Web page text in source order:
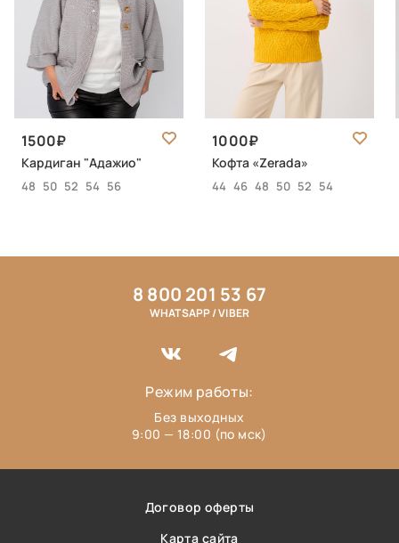
1500
Кардиган "Адажио"
48 50 52 54 56
1000
Кофта «Zerada»
44 46 48 50 52 54
Договор оферты
Карта сайта
8 800 201 53 67
WHATSAPP / VIBER
Режим работы:
Без выходных
9:00 — 18:00 (по мск)